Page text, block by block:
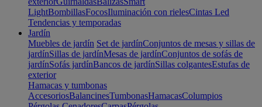
LightBombillasFocosIluminación con rielesCintas Led
Tendencias y temporadas
Jardín
Muebles de jardín Set de jardínConjuntos de mesas y sillas de
jardínSillas de jardínMesas de jardínConjuntos de sofás de
jardínSofás jardínBancos de jardínSillas colgantesEstufas de
exterior
Hamacas y tumbonas
AccesoriosBalancinesTumbonasHamacasColumpios